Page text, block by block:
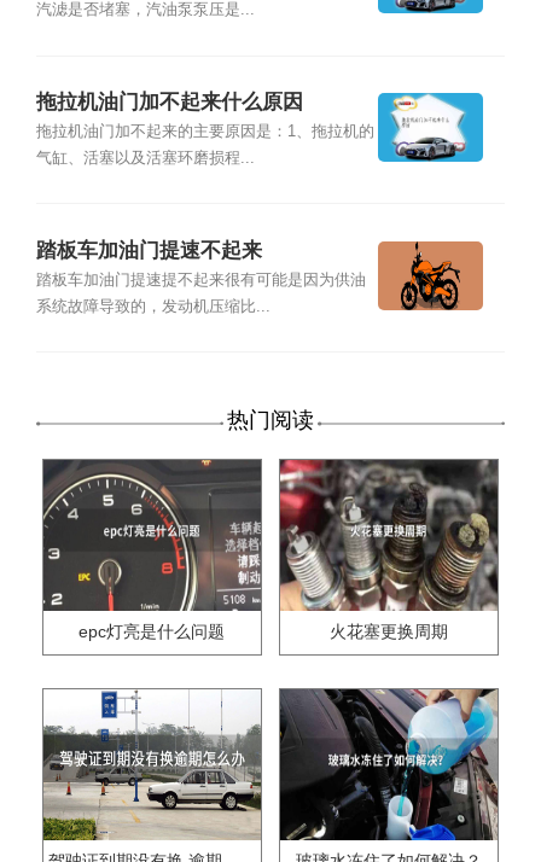
汽滤是否堵塞，汽油泵泵压是...
拖拉机油门加不起来什么原因
拖拉机油门加不起来的主要原因是：1、拖拉机的
气缸、活塞以及活塞环磨损程...
踏板车加油门提速不起来
踏板车加油门提速提不起来很有可能是因为供油
系统故障导致的，发动机压缩比...
热门阅读
epc灯亮是什么问题 火花塞更换周期